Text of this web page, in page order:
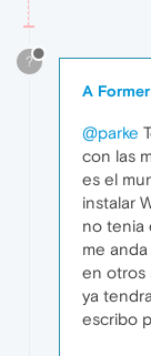
?
A
@parke
con las
es el
instalar
no tenia
me
en otros
ya
escribo